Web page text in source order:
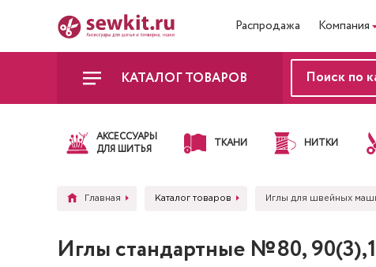
Распродажа Компания
КАТАЛОГ ТОВАРОВ
АКСЕССУАРЫ
ДЛЯ ШИТЬЯ
ТКАНИ НИТКИ
Главная Каталог товаров Иглы для швейных
Иглы стандартные №80,